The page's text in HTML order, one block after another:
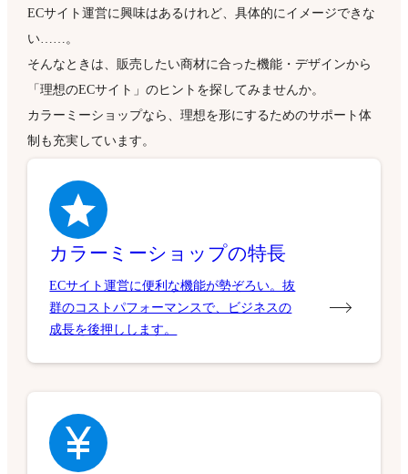
ECサイト運営に興味はあるけれど、具体的にイメージできな
い……。
そんなときは、販売したい商材に合った機能・デザインから
「理想のECサイト」のヒントを探してみませんか。
カラーミーショップなら、理想を形にするためのサポート体
制も充実しています。
カラーミーショップの特長
ECサイト運営に便利な機能が勢ぞろい。抜
群のコストパフォーマンスで、ビジネスの
成長を後押しします。